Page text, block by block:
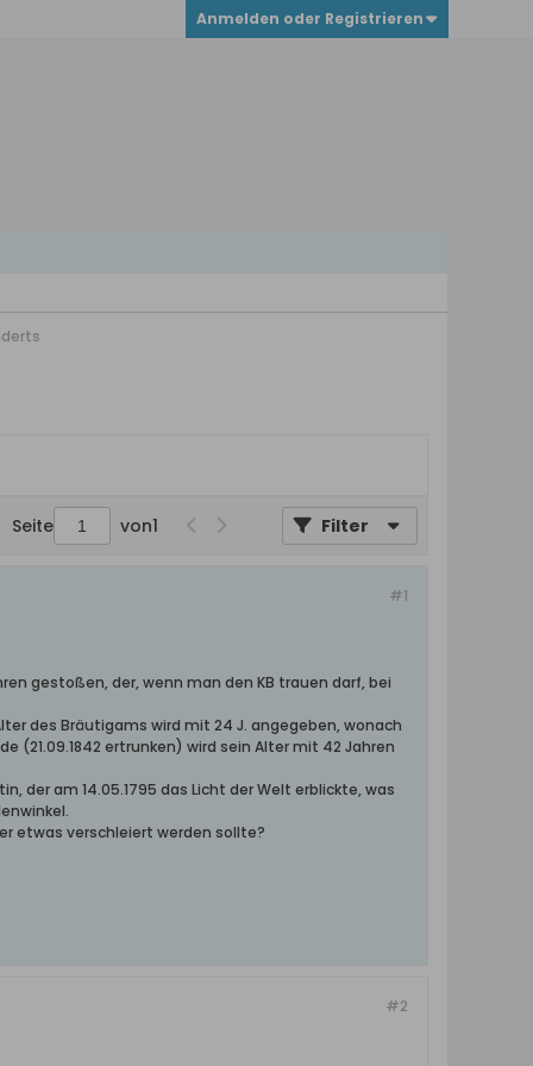
Anmelden oder Registrieren
Seite von1 Filter
#1
gestoßen, der, wenn man den KB trauen darf, bei
des Bräutigams wird mit 24 J. angegeben, wonach
(21.09.1842 ertrunken) wird sein Alter mit 42 Jahren
der am 14.05.1795 das Licht der Welt erblickte, was
etwas verschleiert werden sollte?
#2